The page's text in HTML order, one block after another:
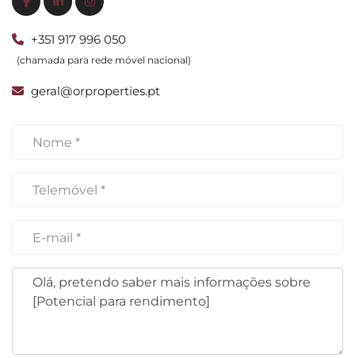
+351 917 996 050
(chamada para rede móvel nacional)
geral@orproperties.pt